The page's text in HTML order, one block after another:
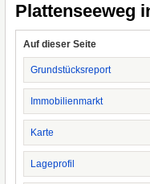
Plattenseeweg
Auf dieser Seite
Grundstücksreport
Immobilienmarkt
Karte
Lageprofil